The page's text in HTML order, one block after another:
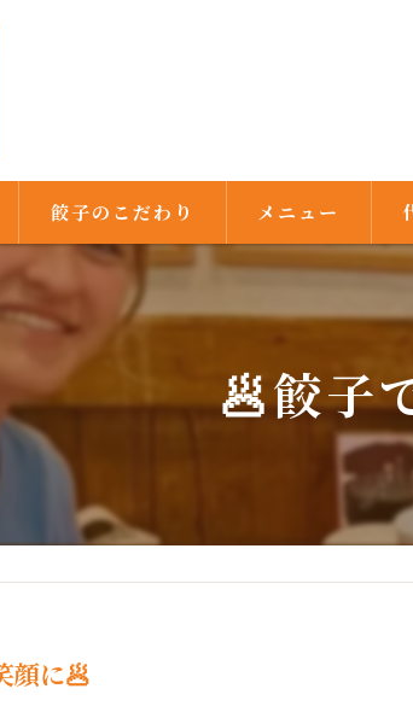
き上げ
餃子のこだわり メニュー
🥟餃子
顔に🥟